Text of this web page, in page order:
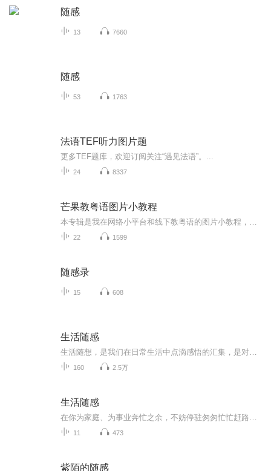
随感
13 7660
随感
53 1763
法语TEF听力图片题
更多TEF题库，欢迎订阅关注“遇见法语”。...
24 8337
芒果教粤语图片小教程
22 1599
随感录
15 608
生活随感
160 2.5万
生活随感
11 473
紫陌的随感